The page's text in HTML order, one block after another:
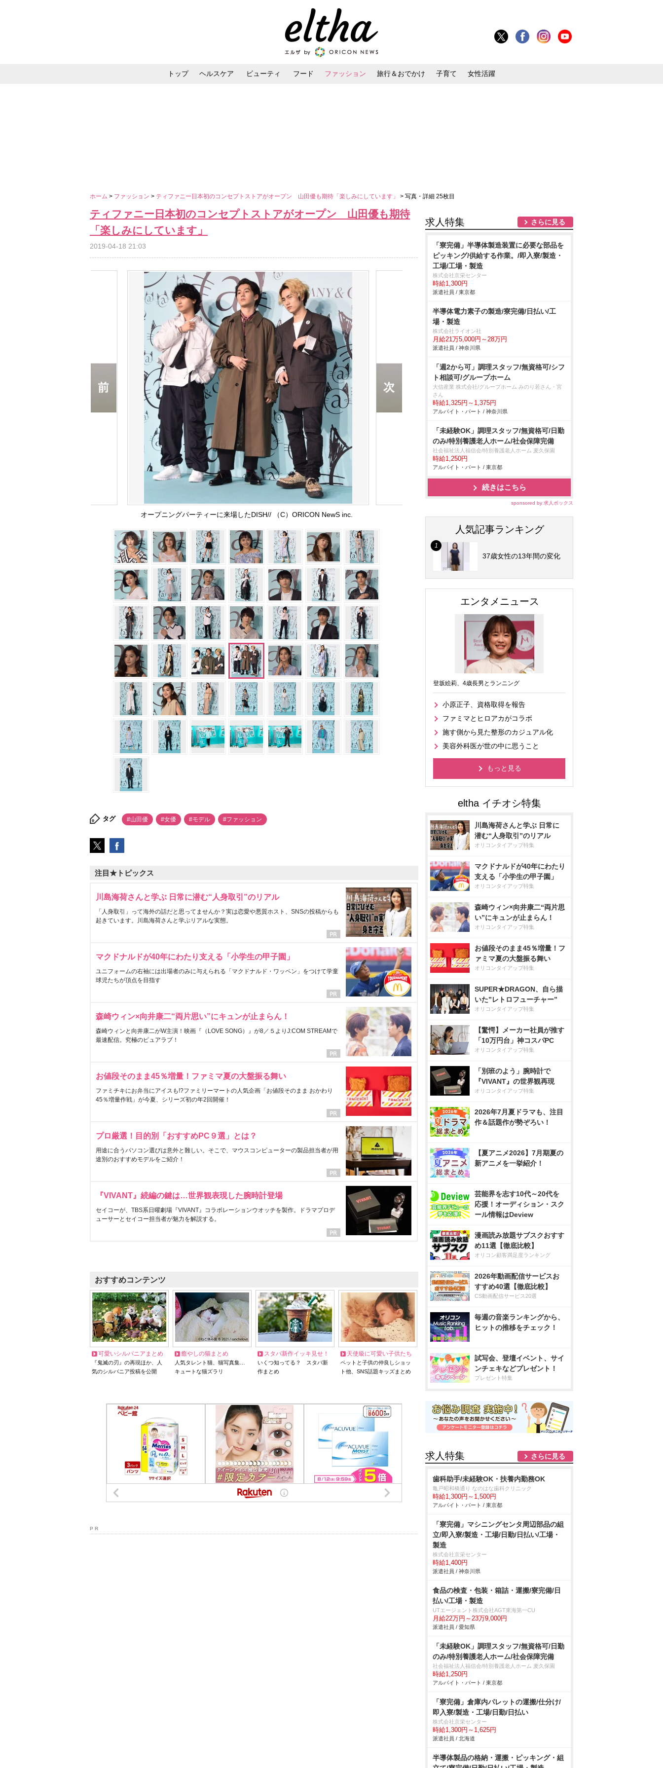
トップ ヘルスケア ビューティ フード ファッション 旅行＆おでかけ 子育て 女性活躍
ホーム > ファッション > ティファニー日本初のコンセプトストアがオープン 山田優も期待「楽しみにしています」 > 写真・詳細 25枚目
ティファニー日本初のコンセプトストアがオープン 山田優も期待
「楽しみにしています」
2019-04-18 21:03
オープニングパーティーに来場したDISH// （C）ORICON NewS inc.
タグ #山田優 #女優 #モデル #ファッション
注目★トピックス
川島海荷さんと学ぶ 日常に潜む“人身取引”のリアル
「人身取引」って海外の話だと思ってませんか？実は恋愛や悪質ホスト、SNSの投稿からも
起きています。川島海荷さんと学ぶリアルな実態。
マクドナルドが40年にわたり支える「小学生の甲子園」
ユニフォームの右袖には出場者のみに与えられる「マクドナルド・ワッペン」をつけて学童
球児たちが頂点を目指す
森崎ウィン×向井康二“両片思い”にキュンが止まらん！
森崎ウィンと向井康二がW主演！映画『（LOVE SONG）』が8／５よりJ:COM STREAMで
最速配信。究極のピュアラブ！
お値段そのまま45％増量！ファミマ夏の大盤振る舞い
ファミチキにお弁当にアイスも!?ファミリーマートの人気企画「お値段そのまま おかわり
45％増量作戦」が今夏、シリーズ初の年2回開催！
プロ厳選！目的別「おすすめPC９選」とは？
用途に合うパソコン選びは意外と難しい。そこで、マウスコンピューターの製品担当者が用
途別のおすすめモデルをご紹介！
『VIVANT』続編の鍵は…世界観表現した腕時計登場
セイコーが、TBS系日曜劇場『VIVANT』コラボレーションウオッチを製作。ドラマプロデ
ューサーとセイコー担当者が魅力を解説する。
おすすめコンテンツ
可愛いシルバニアまとめ
『鬼滅の刃』の再現ほか、人
気のシルバニア投稿を公開
癒やしの猫まとめ
人気タレント猫、猫写真集…
キュートな猫ズラリ
スタバ新作イッキ見せ！
いくつ知ってる？ スタバ新
作まとめ
天使級に可愛い子供たち
ペットと子供の仲良しショッ
ト他、SNS話題キッズまとめ
P R
求人特集 さらに見る
「寮完備」半導体製造装置に必要な部品を
ピッキング/供給する作業。/即入寮/製造・
工場/工場・製造
株式会社京栄センター
時給1,300円
派遣社員 / 東京都
半導体電力素子の製造/寮完備/日払い/工
場・製造
株式会社ライオン社
月給21万5,000円～28万円
派遣社員 / 神奈川県
「週2から可」調理スタッフ/無資格可/シフ
ト相談可/グループホーム
大信産業 株式会社/グループホーム みのり若さん・宮
さん
時給1,325円～1,375円
アルバイト・パート / 神奈川県
「未経験OK」調理スタッフ/無資格可/日勤
のみ/特別養護老人ホーム/社会保障完備
社会福祉法人福信会/特別養護老人ホーム 麦久保園
時給1,250円
アルバイト・パート / 東京都
続きはこちら
sponsored by 求人ボックス
人気記事ランキング
37歳女性の13年間の変化
エンタメニュース
登坂絵莉、4歳長男とランニング
小原正子、資格取得を報告
ファミマとヒロアカがコラボ
施す側から見た整形のカジュアル化
美容外科医が世の中に思うこと
もっと見る
川島海荷さんと学ぶ 日常に
潜む“人身取引”のリアル
オリコンタイアップ特集
マクドナルドが40年にわたり
支える「小学生の甲子園」
オリコンタイアップ特集
森崎ウィン×向井康二“両片思
い”にキュンが止まらん！
オリコンタイアップ特集
お値段そのまま45％増量！フ
ァミマ夏の大盤振る舞い
オリコンタイアップ特集
SUPER★DRAGON、自ら描
いた”レトロフューチャー”
オリコンタイアップ特集
【驚愕】メーカー社員が推す
「10万円台」神コスパPC
オリコンタイアップ特集
「別班のよう」腕時計で
『VIVANT』の世界観再現
オリコンタイアップ特集
2026年7月夏ドラマも、注目
作＆話題作が勢ぞろい！
【夏アニメ2026】7月期夏の
新アニメを一挙紹介！
芸能界を志す10代～20代を
応援！オーディション・スク
ール情報はDeview
漫画読み放題サブスクおすす
め11選【徹底比較】
オリコン顧客満足度ランキング
2026年動画配信サービスお
すすめ40選【徹底比較】
CS動画配信サービス20選
毎週の音楽ランキングから、
ヒットの推移をチェック！
試写会、登壇イベント、サイ
ンチェキなどプレゼント！
プレゼント特集
求人特集 さらに見る
歯科助手/未経験OK・扶養内勤務OK
亀戸昭和橋通り なのはな歯科クリニック
時給1,300円～1,500円
アルバイト・パート / 東京都
「寮完備」マシニングセンタ周辺部品の組
立/即入寮/製造・工場/日勤/日払い/工場・
製造
株式会社京栄センター
時給1,400円
派遣社員 / 神奈川県
食品の検査・包装・箱詰・運搬/寮完備/日
払い/工場・製造
UTエージェント株式会社AGT東海第一CU
月給22万円～23万9,000円
派遣社員 / 愛知県
「未経験OK」調理スタッフ/無資格可/日勤
のみ/特別養護老人ホーム/社会保障完備
社会福祉法人福信会/特別養護老人ホーム 麦久保園
時給1,250円
アルバイト・パート / 東京都
「寮完備」倉庫内パレットの運搬/仕分け/
即入寮/製造・工場/日勤/日払い
株式会社京栄センター
時給1,300円～1,625円
派遣社員 / 北海道
半導体製品の格納・運搬・ピッキング・組